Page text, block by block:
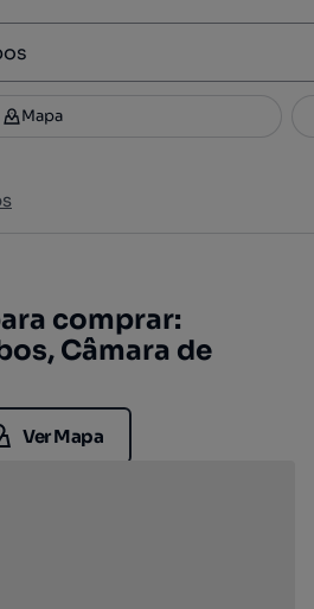
Filtros 3
Mapa
comprar:
Câmara de
Ver Mapa